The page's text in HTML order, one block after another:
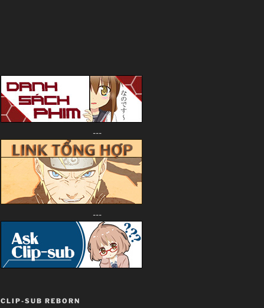
---
---
CLIP-SUB REBORN